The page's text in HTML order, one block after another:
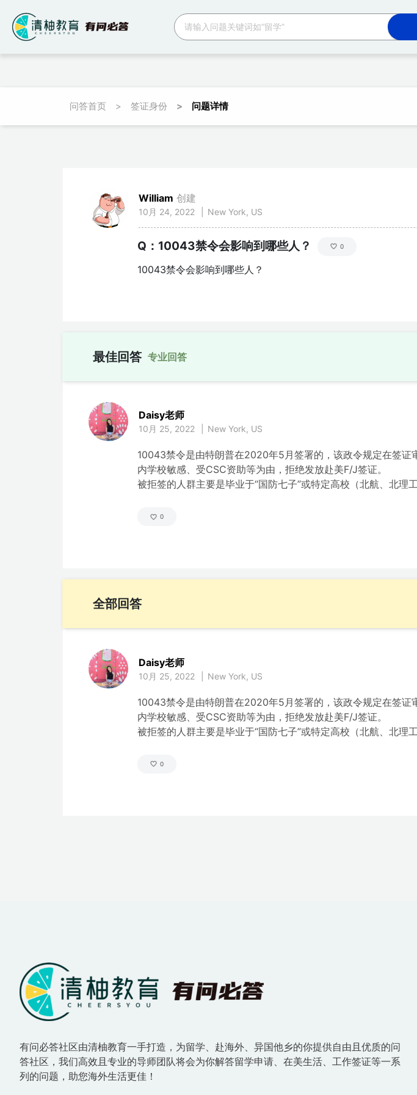
面包屑
问答首页 签证身份 问题详情
William 创建
10月 24, 2022 New York, US
Q：10043禁令会影响到哪些人？ 0
10043禁令会影响到哪些人？
最佳回答
Daisy老师
10月 25, 2022 New York, US
10043禁令是由特朗普在2020年5月签署的，该政令规定在签
内学校敏感、受CSC资助等为由，拒绝发放赴美F/J签证。
被拒签的人群主要是毕业于“国防七子”或特定高校（北航、北理
0
全部回答
Daisy老师
10月 25, 2022 New York, US
10043禁令是由特朗普在2020年5月签署的，该政令规定在签
内学校敏感、受CSC资助等为由，拒绝发放赴美F/J签证。
被拒签的人群主要是毕业于“国防七子”或特定高校（北航、北理
0
有问必答社区由清柚教育一手打造，为留学、赴海外、异国他乡的你提供自由且优质的问
答社区，我们高效且专业的导师团队将会为你解答留学申请、在美生活、工作签证等一系
列的问题，助您海外生活更佳！